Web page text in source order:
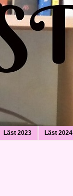
Läst 2023 Läst 2024